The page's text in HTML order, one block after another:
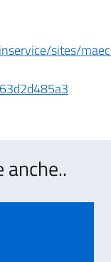
sites/